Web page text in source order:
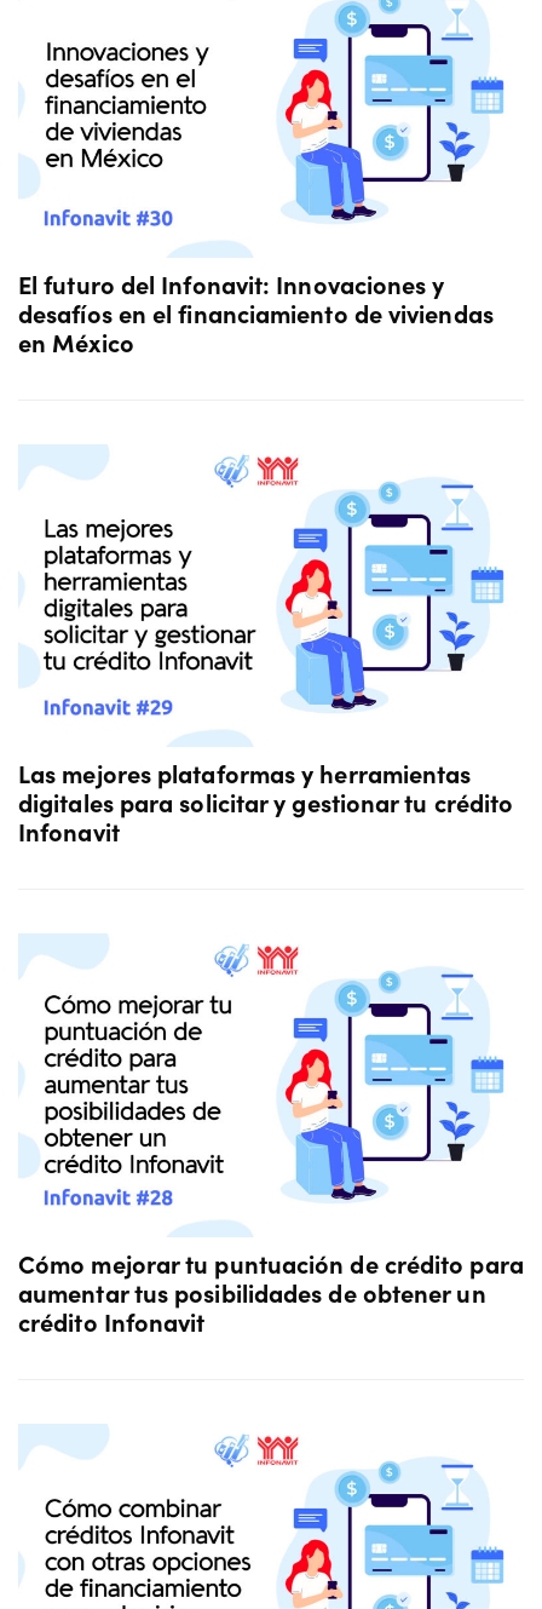
El futuro del Infonavit: Innovaciones y
desafíos en el financiamiento de viviendas
en México
Las mejores plataformas y herramientas
digitales para solicitar y gestionar tu crédito
Infonavit
Cómo mejorar tu puntuación de crédito para
aumentar tus posibilidades de obtener un
crédito Infonavit